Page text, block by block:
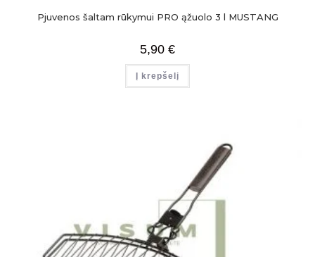
Pjuvenos šaltam rūkymui PRO ąžuolo 3 l MUSTANG
5,90 €
Į krepšelį